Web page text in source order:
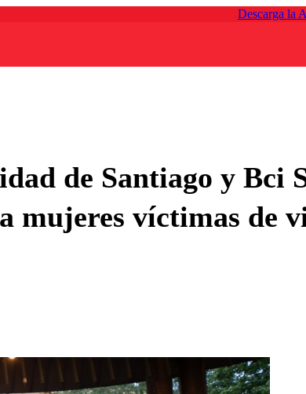
Descarga la
de Santiago y Bci
mujeres víctimas de